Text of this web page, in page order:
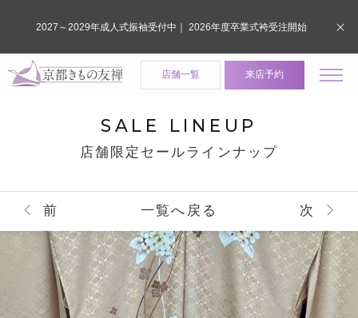
店舗一覧 来店予約
SALE LINEUP
店舗限定セールラインナップ
前 一覧へ戻る 次
2027～2029年成人式振袖受付中｜ 2026年度卒業式袴受注開始